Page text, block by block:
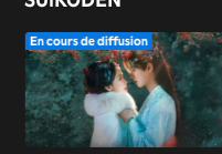
En cours de diffusion